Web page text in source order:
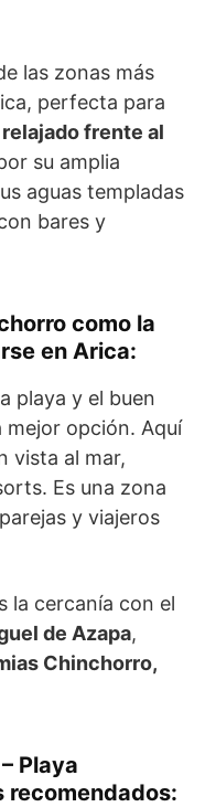
las zonas más
perfecta para
frente al
su amplia
aguas templadas
bares y
como la
en Arica:
playa y el buen
mejor opción. Aquí
vista al mar,
Es una zona
y viajeros
la cercanía con el
de Azapa,
Chinchorro,
Playa
recomendados: